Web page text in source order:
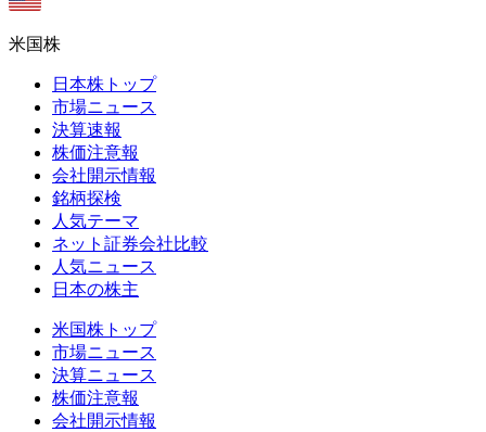
米国株
日本株トップ
市場ニュース
決算速報
株価注意報
会社開示情報
銘柄探検
人気テーマ
ネット証券会社比較
人気ニュース
日本の株主
米国株トップ
市場ニュース
決算ニュース
株価注意報
会社開示情報